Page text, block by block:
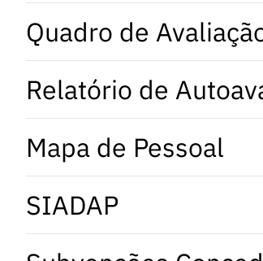
Quadro de
Relatório de
Mapa de Pessoal
SIADAP